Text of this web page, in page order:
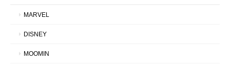
MARVEL
DISNEY
MOOMIN